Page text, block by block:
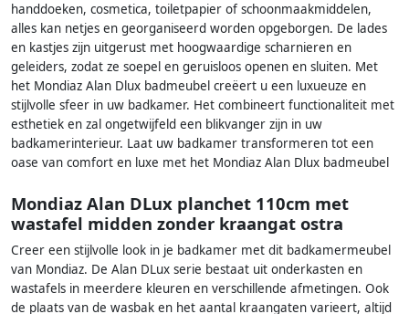
handdoeken, cosmetica, toiletpapier of schoonmaakmiddelen,
alles kan netjes en georganiseerd worden opgeborgen. De lades
en kastjes zijn uitgerust met hoogwaardige scharnieren en
geleiders, zodat ze soepel en geruisloos openen en sluiten. Met
het Mondiaz Alan Dlux badmeubel creëert u een luxueuze en
stijlvolle sfeer in uw badkamer. Het combineert functionaliteit met
esthetiek en zal ongetwijfeld een blikvanger zijn in uw
badkamerinterieur. Laat uw badkamer transformeren tot een
oase van comfort en luxe met het Mondiaz Alan Dlux badmeubel
Mondiaz Alan DLux planchet 110cm met
wastafel midden zonder kraangat ostra
Creer een stijlvolle look in je badkamer met dit badkamermeubel
van Mondiaz. De Alan DLux serie bestaat uit onderkasten en
wastafels in meerdere kleuren en verschillende afmetingen. Ook
de plaats van de wasbak en het aantal kraangaten varieert, altijd